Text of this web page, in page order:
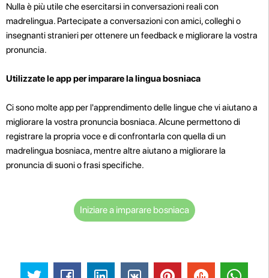
Nulla è più utile che esercitarsi in conversazioni reali con
madrelingua. Partecipate a conversazioni con amici, colleghi o
insegnanti stranieri per ottenere un feedback e migliorare la vostra
pronuncia.
Utilizzate le app per imparare la lingua bosniaca
Ci sono molte app per l'apprendimento delle lingue che vi aiutano a
migliorare la vostra pronuncia bosniaca. Alcune permettono di
registrare la propria voce e di confrontarla con quella di un
madrelingua bosniaca, mentre altre aiutano a migliorare la
pronuncia di suoni o frasi specifiche.
Iniziare a imparare bosniaca